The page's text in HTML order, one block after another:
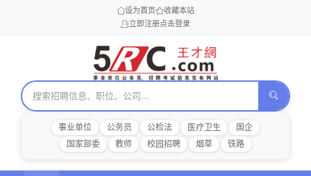
设为首页
收藏本站
立即注册点击登录
事业单位 公务员 公检法 医疗卫生
国企
国家部委
教师 校园招聘 烟草 铁路